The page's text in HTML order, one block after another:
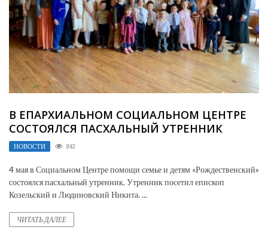
В ЕПАРХИАЛЬНОМ СОЦИАЛЬНОМ ЦЕНТРЕ
СОСТОЯЛСЯ ПАСХАЛЬНЫЙ УТРЕННИК
НОВОСТИ 843
4 мая в Социальном Центре помощи семье и детям «Рождественский»
состоялся пасхальный утренник. Утренник посетил епископ
Козельский и Людиновский Никита. ...
ЧИТАТЬ ДАЛЕЕ